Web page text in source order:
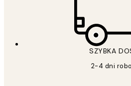
SZYBKA
2-4 dni